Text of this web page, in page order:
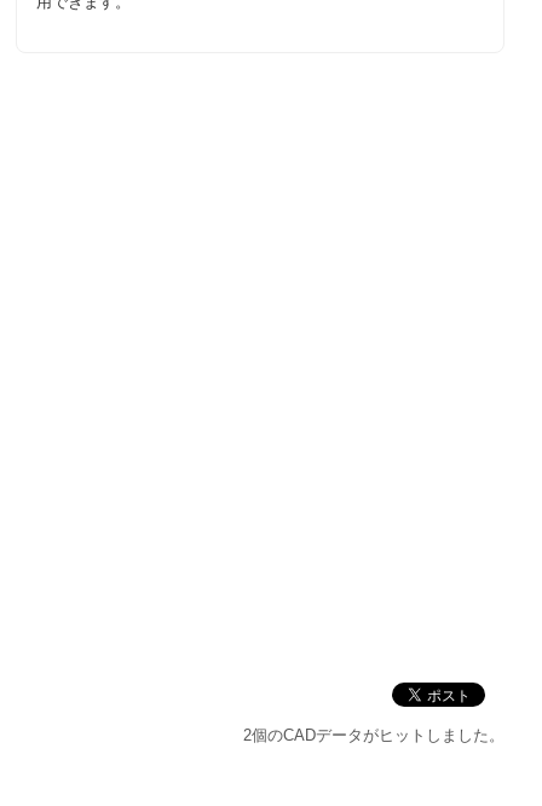
2個のCADデータがヒットしました。